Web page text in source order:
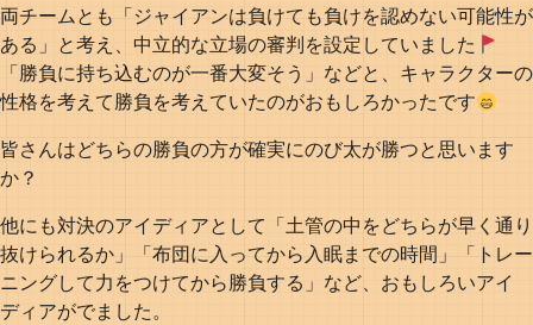
両チームとも「ジャイアンは負けても負けを認めない可能性が
ある」と考え、中立的な立場の審判を設定していました
「勝負に持ち込むのが一番大変そう」などと、キャラクターの
性格を考えて勝負を考えていたのがおもしろかったです
皆さんはどちらの勝負の方が確実にのび太が勝つと思います
か？
他にも対決のアイディアとして「土管の中をどちらが早く通り
抜けられるか」「布団に入ってから入眠までの時間」「トレー
ニングして力をつけてから勝負する」など、おもしろいアイ
ディアがでました。